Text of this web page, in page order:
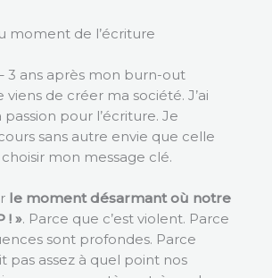
moment de l’écriture
3 ans après mon burn-out
viens de créer ma société. J’ai
pour l’écriture. Je
sans autre envie que celle
choisir mon message clé.
le moment désarmant où notre
! ». Parce que c’est violent. Parce
sont profondes. Parce
pas assez à quel point nos